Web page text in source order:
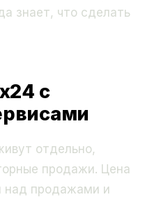
знает, что сделать
с
отдельно,
продажи. Цена
над продажами и